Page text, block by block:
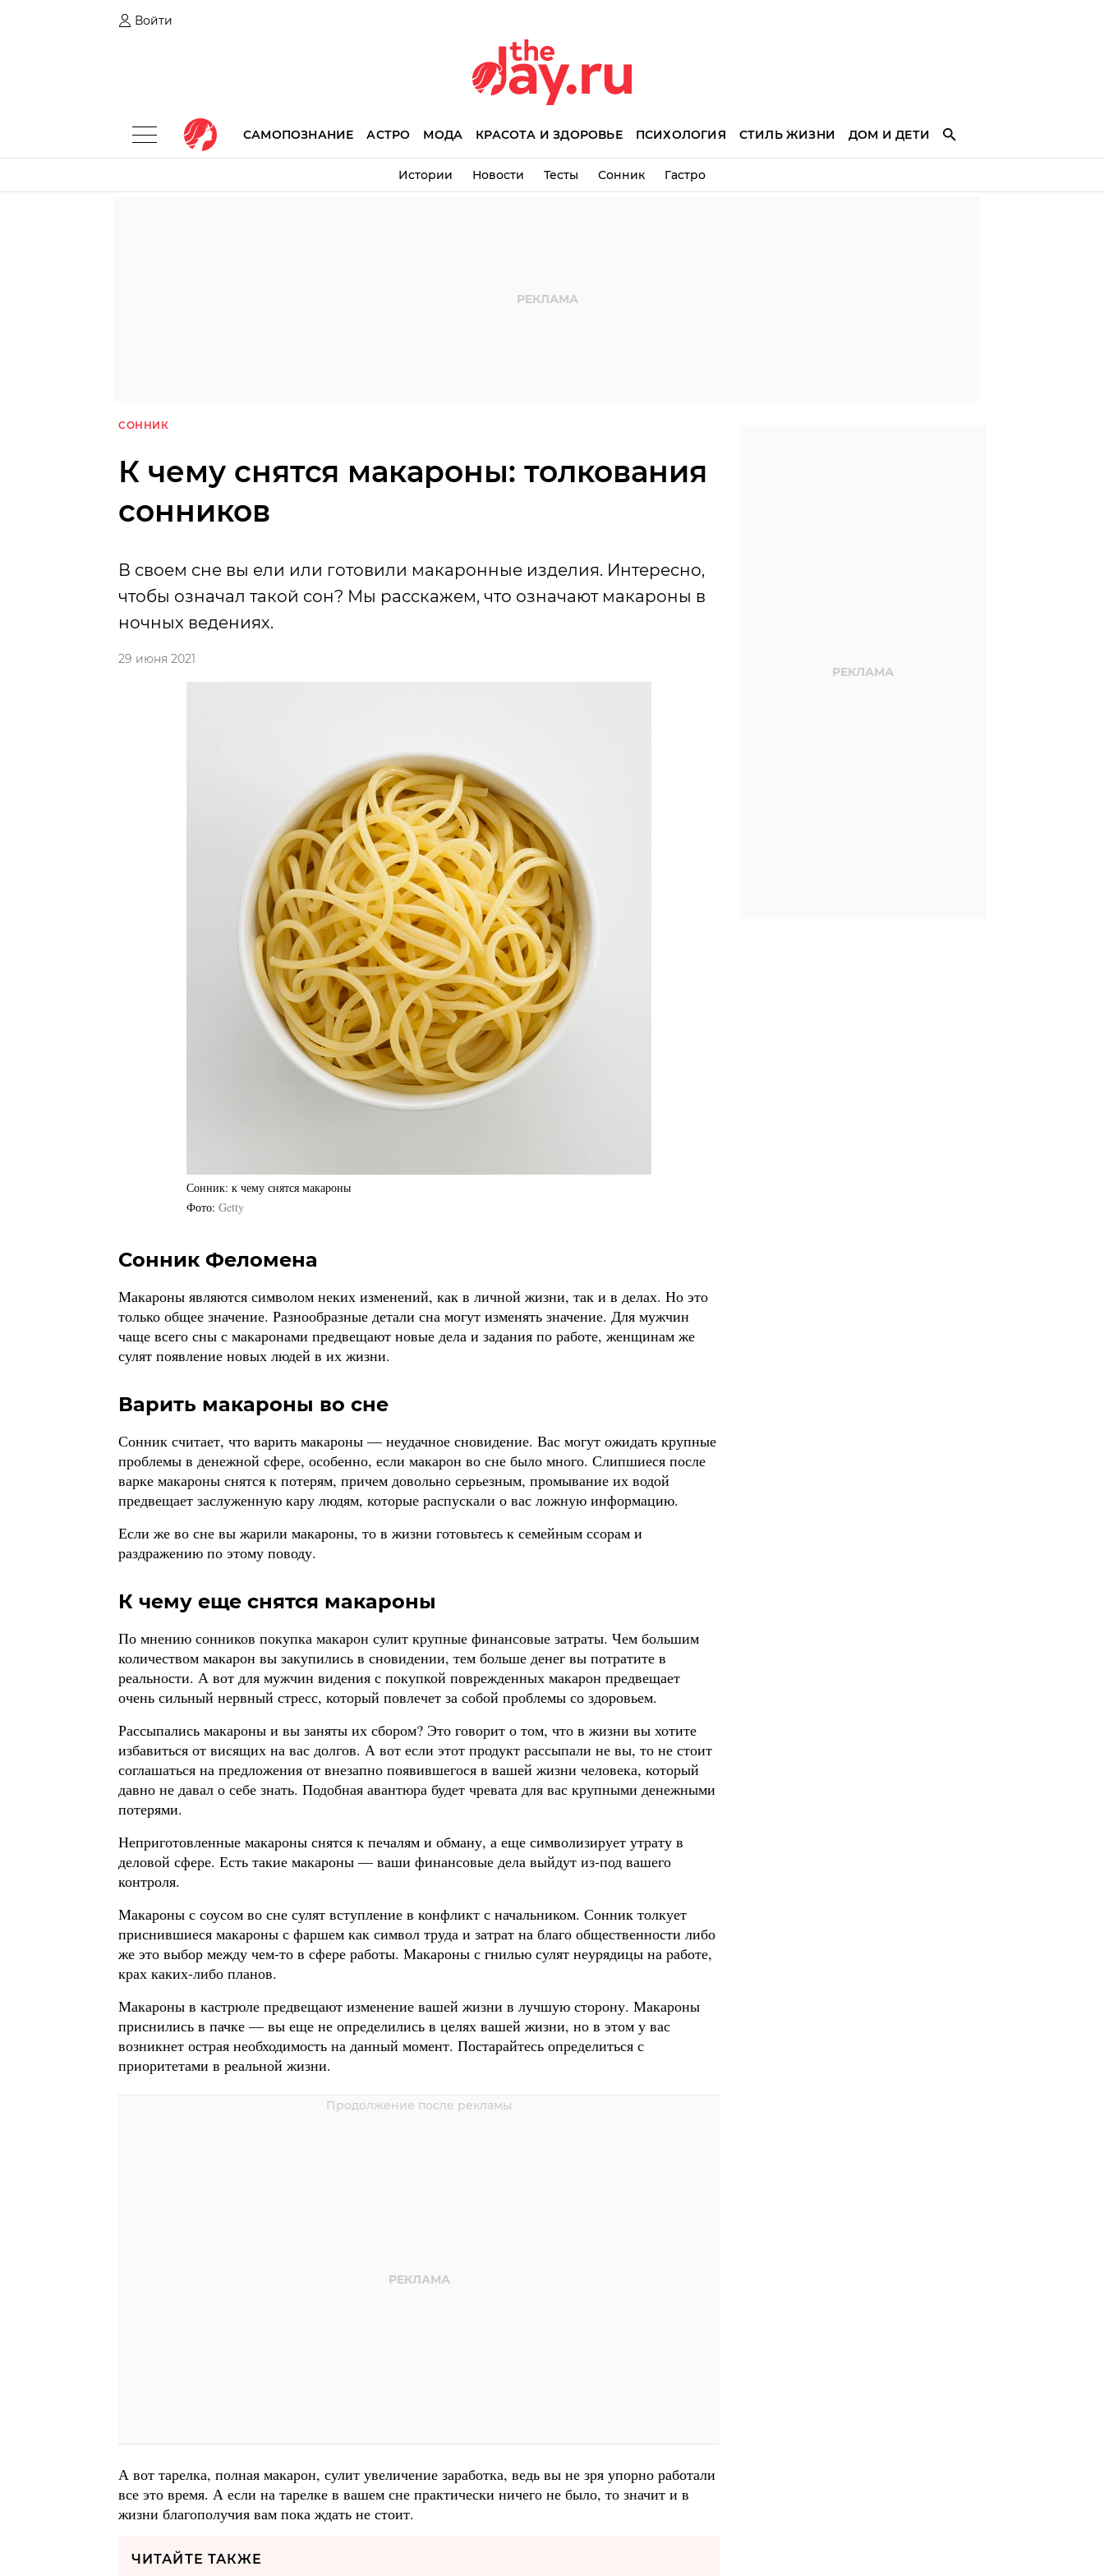
Войти
САМОПОЗНАНИЕ АСТРО МОДА КРАСОТА И ЗДОРОВЬЕ ПСИХОЛОГИЯ СТИЛЬ ЖИЗНИ ДОМ И ДЕТИ
Истории Новости Тесты Сонник Гастро
СОННИК
К чему снятся макароны: толкования
сонников
В своем сне вы ели или готовили макаронные изделия. Интересно,
чтобы означал такой сон? Мы расскажем, что означают макароны в
ночных ведениях.
29 июня 2021
Сонник: к чему снятся макароны
Фото Getty
Сонник Феломена
Макароны являются символом неких изменений, как в личной жизни, так и в делах. Но это
только общее значение. Разнообразные детали сна могут изменять значение. Для мужчин
чаще всего сны с макаронами предвещают новые дела и задания по работе, женщинам же
сулят появление новых людей в их жизни.
Варить макароны во сне
Сонник считает, что варить макароны — неудачное сновидение. Вас могут ожидать крупные
проблемы в денежной сфере, особенно, если макарон во сне было много. Слипшиеся после
варке макароны снятся к потерям, причем довольно серьезным, промывание их водой
предвещает заслуженную кару людям, которые распускали о вас ложную информацию.
Если же во сне вы жарили макароны, то в жизни готовьтесь к семейным ссорам и
раздражению по этому поводу.
К чему еще снятся макароны
По мнению сонников покупка макарон сулит крупные финансовые затраты. Чем большим
количеством макарон вы закупились в сновидении, тем больше денег вы потратите в
реальности. А вот для мужчин видения с покупкой поврежденных макарон предвещает
очень сильный нервный стресс, который повлечет за собой проблемы со здоровьем.
Рассыпались макароны и вы заняты их сбором? Это говорит о том, что в жизни вы хотите
избавиться от висящих на вас долгов. А вот если этот продукт рассыпали не вы, то не стоит
соглашаться на предложения от внезапно появившегося в вашей жизни человека, который
давно не давал о себе знать. Подобная авантюра будет чревата для вас крупными денежными
потерями.
Неприготовленные макароны снятся к печалям и обману, а еще символизирует утрату в
деловой сфере. Есть такие макароны — ваши финансовые дела выйдут из-под вашего
контроля.
Макароны с соусом во сне сулят вступление в конфликт с начальником. Сонник толкует
приснившиеся макароны с фаршем как символ труда и затрат на благо общественности либо
же это выбор между чем-то в сфере работы. Макароны с гнилью сулят неурядицы на работе,
крах каких-либо планов.
Макароны в кастрюле предвещают изменение вашей жизни в лучшую сторону. Макароны
приснились в пачке — вы еще не определились в целях вашей жизни, но в этом у вас
возникнет острая необходимость на данный момент. Постарайтесь определиться с
приоритетами в реальной жизни.
А вот тарелка, полная макарон, сулит увеличение заработка, ведь вы не зря упорно работали
все это время. А если на тарелке в вашем сне практически ничего не было, то значит и в
жизни благополучия вам пока ждать не стоит.
ЧИТАЙТЕ ТАКЖЕ